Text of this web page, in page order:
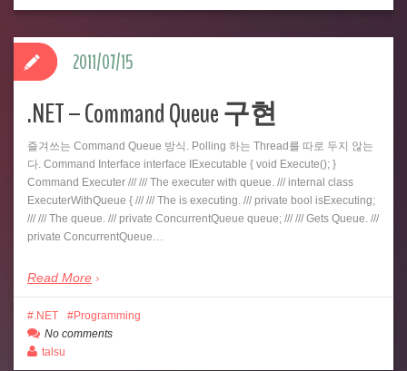
.NET – Command Queue 구현
즐겨쓰는 Command Queue 방식. Polling 하는 Thread를 따로 두지 않는
다. Command Interface interface IExecutable { void Execute(); }
Command Executer /// /// The executer with queue. /// internal class
ExecuterWithQueue { /// /// The is executing. /// private bool isExecuting;
/// /// The queue. /// private ConcurrentQueue queue; /// /// Gets Queue. ///
private ConcurrentQueue…
Read More
2011/07/15
.NET
Programming
No comments
talsu